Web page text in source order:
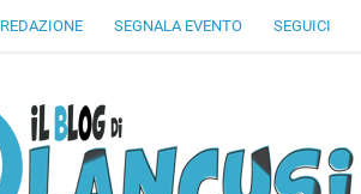
REDAZIONE SEGNALA EVENTO SEGUICI